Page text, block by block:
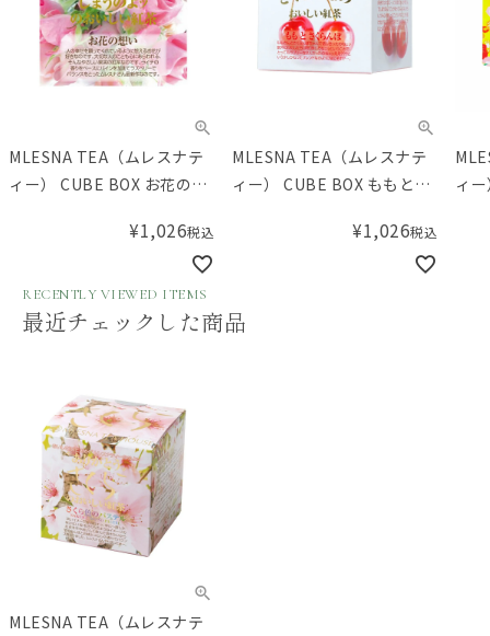
MLESNA TEA（ムレスナテ
ィー） CUBE BOX お花の想
¥1,026税込
MLESNA TEA（ムレスナテ
ィー） CUBE BOX ももとさ
¥1,026税込
ィ
RECENTLY VIEWED ITEMS
最近チェックした商品
MLESNA TEA（ムレスナテ